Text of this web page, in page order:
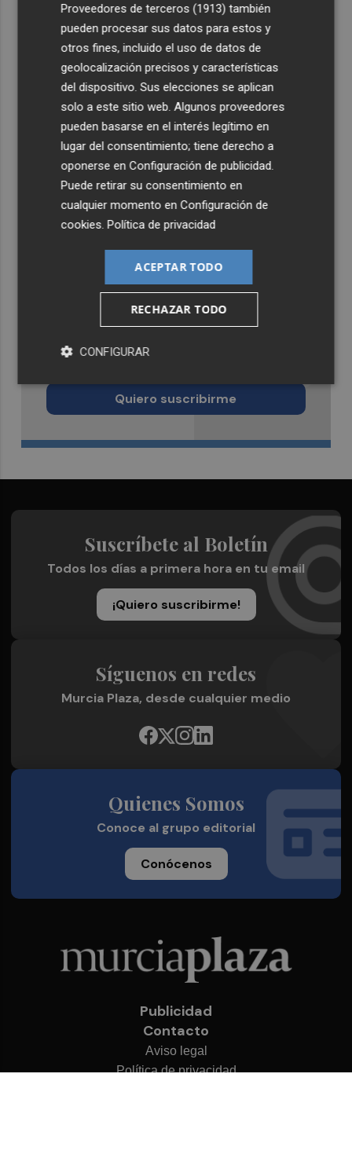
Recibe toda la actualidad de
Quiero suscribirme
Suscríbete al Boletín
Todos los días a primera hora en tu email
¡Quiero suscribirme!
Síguenos en redes
Murcia Plaza, desde cualquier medio
Quienes Somos
Conoce al grupo editorial
Conócenos
Publicidad
Contacto
Aviso legal
Política de privacidad
Proveedores de terceros (1913) también
pueden procesar sus datos para estos y
otros fines, incluido el uso de datos de
geolocalización precisos y características
del dispositivo. Sus elecciones se aplican
solo a este sitio web. Algunos proveedores
pueden basarse en el interés legítimo en
lugar del consentimiento; tiene derecho a
oponerse enConfiguración de publicidad
Puede retirar su consentimiento en
cualquier momento enConfiguración de
cookies .Política de privacidad
ACEPTAR TODO
RECHAZAR TODO
CONFIGURAR